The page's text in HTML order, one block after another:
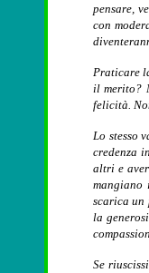
pensare,
con
Praticare
il merito?
felicità.
Lo stesso
credenza
altri e
mangiano
scarica un
la
Se